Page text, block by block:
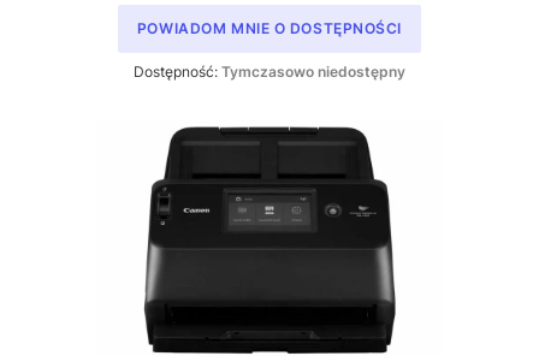
POWIADOM MNIE O DOSTĘPNOŚCI
Dostępność: Tymczasowo niedostępny